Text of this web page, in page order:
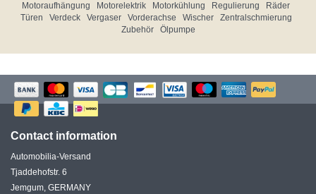
Motoraufhängung
Motorelektrik Motorkühlung Regulierung
Räder
Türen
Verdeck Vergaser Vorderachse Wischer
Zentralschmierung
Zubehör
Ölpumpe
Contact information
Automobilia-Versand
Tjaddehofstr. 6
Jemgum, GERMANY